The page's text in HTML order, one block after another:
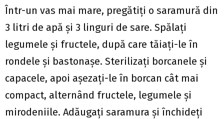
Într-un vas mai mare, pregătiţi o saramură din
3 litri de apă şi 3 linguri de sare. Spălaţi
legumele şi fructele, după care tăiaţi-le în
rondele şi bastonaşe. Sterilizaţi borcanele şi
capacele, apoi aşezaţi-le în borcan cât mai
compact, alternând fructele, legumele şi
mirodeniile. Adăugaţi saramura şi închideţi